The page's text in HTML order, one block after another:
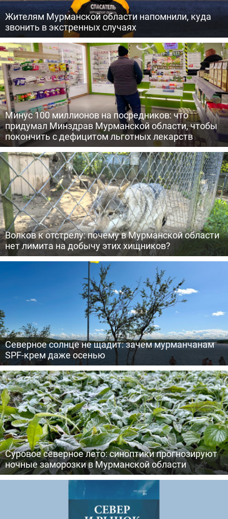
Жителям Мурманской области напомнили, куда
звонить в экстренных случаях
Минус 100 миллионов на посредников: что
придумал Минздрав Мурманской области, чтобы
покончить с дефицитом льготных лекарств
Волков к отстрелу: почему в Мурманской области
нет лимита на добычу этих хищников?
Северное солнце не щадит: зачем мурманчанам
SPF-крем даже осенью
Суровое северное лето: синоптики прогнозируют
ночные заморозки в Мурманской области